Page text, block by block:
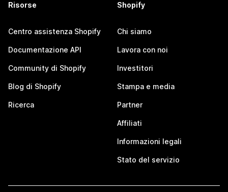
Risorse
Centro assistenza Shopify
Documentazione API
Community di Shopify
Blog di Shopify
Ricerca
Shopify
Chi siamo
Lavora con noi
Investitori
Stampa e media
Partner
Affiliati
Informazioni legali
Stato del servizio